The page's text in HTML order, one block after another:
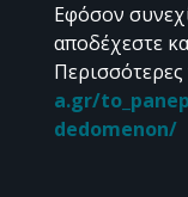
Εκτός αν αναφέρεται
Εφόσον
αποδέχεστε
a.gr/
dedomenon/